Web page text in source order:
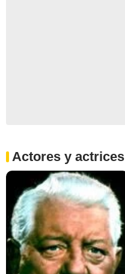
Actores y actrices